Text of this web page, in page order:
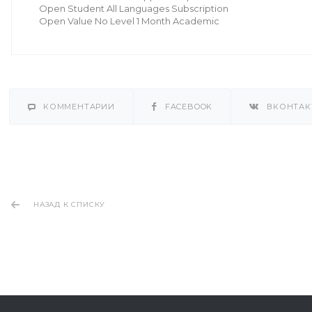
Open Student All Languages Subscription
Open Value No Level 1 Month Academic
КОММЕНТАРИИ FACEBOOK
НАЗАД К СПИСКУ